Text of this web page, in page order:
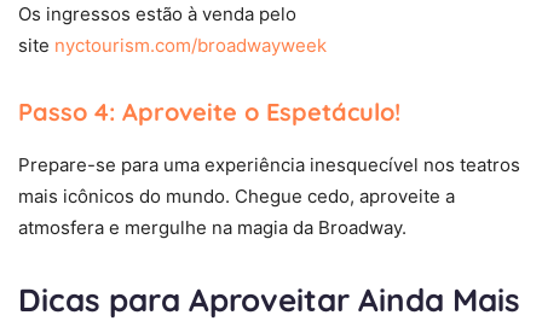
Os ingressos estão à venda pelo
site nyctourism.com/broadwayweek
Passo 4: Aproveite o Espetáculo!
Prepare-se para uma experiência inesquecível nos teatros
mais icônicos do mundo. Chegue cedo, aproveite a
atmosfera e mergulhe na magia da Broadway.
Dicas para Aproveitar Ainda Mais